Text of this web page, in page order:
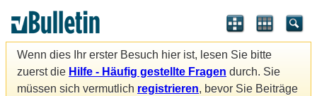
Wenn dies Ihr erster Besuch hier ist, lesen Sie bitte
zuerst die Hilfe - Häufig gestellte Fragen durch. Sie
müssen sich vermutlich registrieren, bevor Sie Beiträge